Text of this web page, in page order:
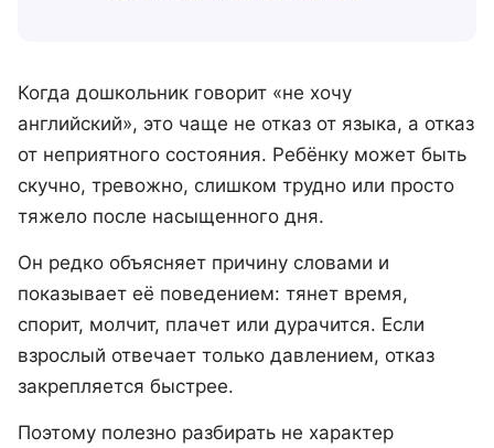
Когда дошкольник говорит «не хочу
английский», это чаще не отказ от языка, а отказ
от неприятного состояния. Ребёнку может быть
скучно, тревожно, слишком трудно или просто
тяжело после насыщенного дня.
Он редко объясняет причину словами и
показывает её поведением: тянет время,
спорит, молчит, плачет или дурачится. Если
взрослый отвечает только давлением, отказ
закрепляется быстрее.
Поэтому полезно разбирать не характер